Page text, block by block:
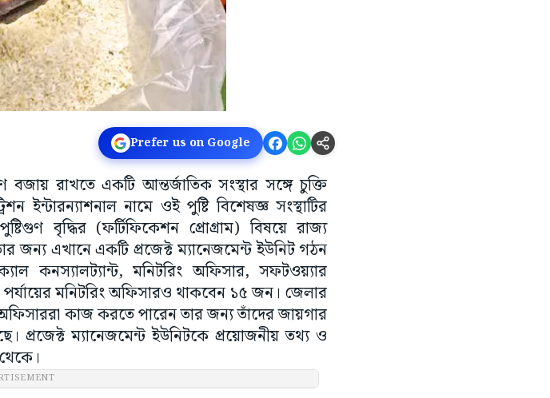
Prefer us on Google
বজায় রাখতে একটি আন্তর্জাতিক সংস্থার সঙ্গে চুক্তি
ইন্টারন্যাশনাল নামে ওই পুষ্টি বিশেষজ্ঞ সংস্থাটির
বৃদ্ধির (ফর্টিফিকেশন প্রোগ্রাম) বিষয়ে রাজ্য
জন্য এখানে একটি প্রজেক্ট ম্যানেজমেন্ট ‌‌ইউনিট গঠন
কনস্যালট্যান্ট, মনিটরিং অফিসার, সফটওয়্যার
মনিটরিং অফিসারও থাকবেন ১৫ জন। জেলার
কাজ করতে পারেন তার জন্য তাঁদের জায়গার
প্রজেক্ট ম্যানেজমেন্ট ‌ইউনিটকে প্রয়োজনীয় তথ্য ও